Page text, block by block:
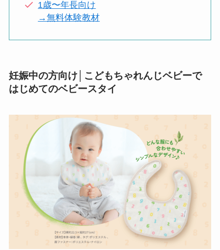
1歳〜年長向け
→無料体験教材
妊娠中の方向け│こどもちゃれんじベビーで
はじめてのベビースタイ